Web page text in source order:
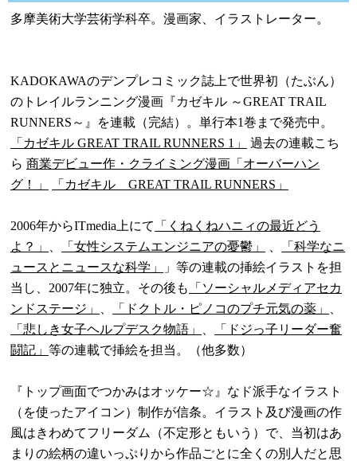
多摩美術大学芸術学科卒。漫画家、イラストレーター。
KADOKAWAのデンプレコミック誌上で世界初（たぶん）
のトレイルランニング漫画『カゼキル ～GREAT TRAIL
RUNNERS～』を連載（完結）。単行本1巻まで発売中。
「カゼキル GREAT TRAIL RUNNERS 1」
過去の連載こち
ら 商業デビュー作・クライミング漫画「オーバーハン
グ！」
「カゼキル GREAT TRAIL RUNNERS」
2006年からITmedia上にて
「くねくねハニィの最近どう
よ？」
「女性システムエンジニアの憂鬱」
「科学なニ
ュースとニュースな科学」
」等の連載の挿絵イラストを担
当し、2007年に独立。その後も
「ソーシャルメディアセカ
ンドステージ」
「ドクトル・ピノコのプチ元気の薬」
「悲しき女子ヘルプデスク物語」
「ドジっ子リーダー奮
闘記」 等の連載で挿絵を担当。（他多数）
『トップ画面でつかみはオッケー☆』なド派手なイラスト
（を使ったアイコン）制作が信条。イラスト及び漫画の作
風はきわめてフリーダム（不定形ともいう）で、当初はあ
まりの絵柄の違いっぷりから作品ごとに全くの別人だと思